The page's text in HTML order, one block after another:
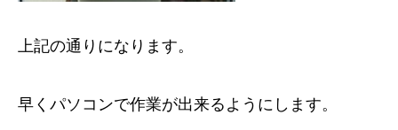
上記の通りになります。
早くパソコンで作業が出来るようにします。